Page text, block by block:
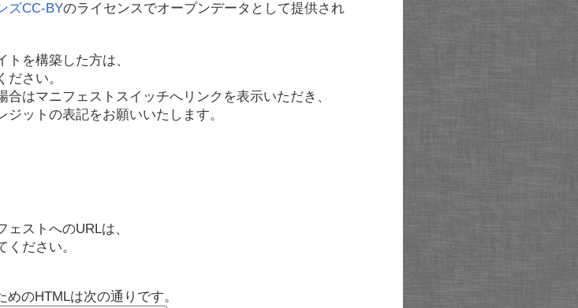
ズCC-BYのライセンスでオープンデータとして提供され
を構築した方は、
さい。
はマニフェストスイッチへリンクを表示いただき、
ットの表記をお願いいたします。
ストへのURLは、
ださい。
のHTMLは次の通りです。